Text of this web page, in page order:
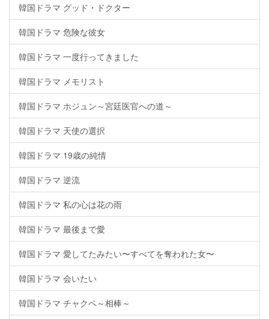
韓国ドラマ グッド・ドクター
韓国ドラマ 危険な彼女
韓国ドラマ 一度行ってきました
韓国ドラマ メモリスト
韓国ドラマ ホジュン～宮廷医官への道～
韓国ドラマ 天使の選択
韓国ドラマ 19歳の純情
韓国ドラマ 逆流
韓国ドラマ 私の心は花の雨
韓国ドラマ 最後まで愛
韓国ドラマ 愛してたみたい〜すべてを奪われた女〜
韓国ドラマ 会いたい
韓国ドラマ チャクペ～相棒～